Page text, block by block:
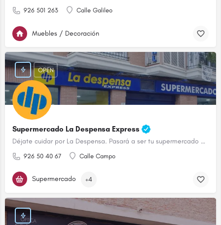
926 501 263 Calle Galileo
Muebles / Decoración
Supermercado La Despensa Express
Déjate cuidar por La Despensa. Pasará a ser tu supermercado de confianza.
926 50 40 67 Calle Campo
OPEN
Supermercado +4